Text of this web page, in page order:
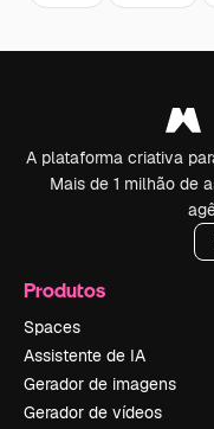
A plataforma criativa
Mais de 1 milhão de
Produtos
Spaces
Assistente de IA
Gerador de imagens
Gerador de vídeos